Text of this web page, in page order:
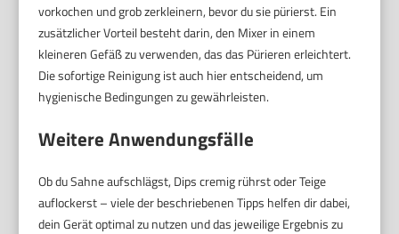
vorkochen und grob zerkleinern, bevor du sie pürierst. Ein
zusätzlicher Vorteil besteht darin, den Mixer in einem
kleineren Gefäß zu verwenden, das das Pürieren erleichtert.
Die sofortige Reinigung ist auch hier entscheidend, um
hygienische Bedingungen zu gewährleisten.
Weitere Anwendungsfälle
Ob du Sahne aufschlägst, Dips cremig rührst oder Teige
auflockerst – viele der beschriebenen Tipps helfen dir dabei,
dein Gerät optimal zu nutzen und das jeweilige Ergebnis zu